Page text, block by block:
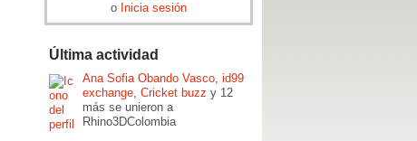
o Inicia sesión
Última actividad
Ana Sofia Obando Vasco, id99
exchange, Cricket buzz y 12
más se unieron a
Rhino3DColombia